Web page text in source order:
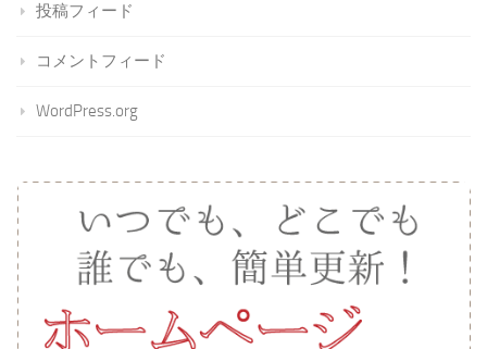
投稿フィード
コメントフィード
WordPress.org